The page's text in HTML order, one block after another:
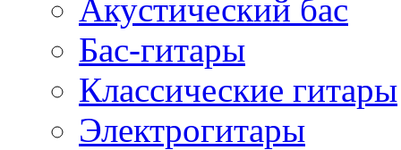
Акустический бас
Бас-гитары
Классические гитары
Электрогитары